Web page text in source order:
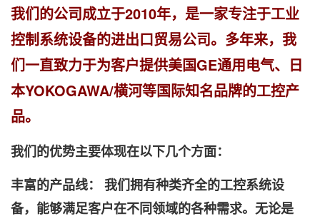
我们的公司成立于2010年，是一家专注于工业
控制系统设备的进出口贸易公司。多年来，我
们一直致力于为客户提供美国GE通用电气、日
本YOKOGAWA/横河等国际知名品牌的工控产
品。
我们的优势主要体现在以下几个方面：
丰富的产品线： 我们拥有种类齐全的工控系统设
备，能够满足客户在不同领域的各种需求。无论是